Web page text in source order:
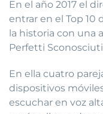
En el año 2017 el
entrar en el Top 10
la historia con una
Perfetti
En ella cuatro
dispositivos
escuchar en voz